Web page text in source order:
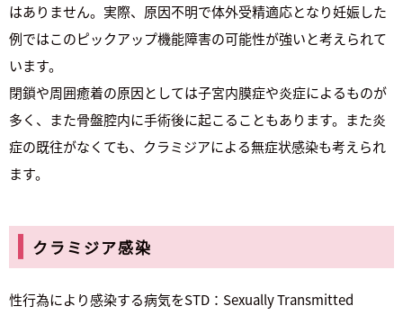
はありません。実際、原因不明で体外受精適応となり妊娠した
例ではこのピックアップ機能障害の可能性が強いと考えられて
います。
閉鎖や周囲癒着の原因としては子宮内膜症や炎症によるものが
多く、また骨盤腔内に手術後に起こることもあります。また炎
症の既往がなくても、クラミジアによる無症状感染も考えられ
ます。
クラミジア感染
性行為により感染する病気をSTD：Sexually Transmitted